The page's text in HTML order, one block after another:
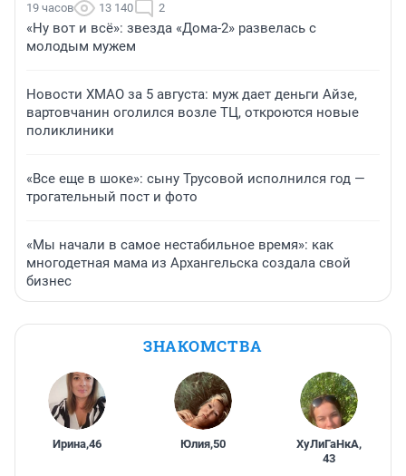
19 часов 13 140 2
«Ну вот и всё»: звезда «Дома-2» развелась с
молодым мужем
Новости ХМАО за 5 августа: муж дает деньги Айзе,
вартовчанин оголился возле ТЦ, откроются новые
поликлиники
«Все еще в шоке»: сыну Трусовой исполнился год —
трогательный пост и фото
«Мы начали в самое нестабильное время»: как
многодетная мама из Архангельска создала свой
бизнес
ЗНАКОМСТВА
Ирина,46 Юлия,50 ХуЛиГаНкА,
43